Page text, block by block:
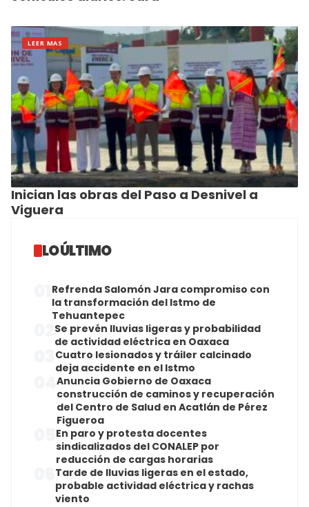
LEER MAS
Inician las obras del Paso a Desnivel a
Viguera
LO ÚLTIMO
Refrenda Salomón Jara compromiso con
la transformación del Istmo de
Tehuantepec
Se prevén lluvias ligeras y probabilidad
de actividad eléctrica en Oaxaca
Cuatro lesionados y tráiler calcinado
deja accidente en el Istmo
Anuncia Gobierno de Oaxaca
construcción de caminos y recuperación
del Centro de Salud en Acatlán de Pérez
Figueroa
En paro y protesta docentes
sindicalizados del CONALEP por
reducción de cargas horarias
Tarde de lluvias ligeras en el estado,
probable actividad eléctrica y rachas
viento